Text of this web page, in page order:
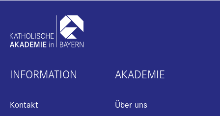
INFORMATION
Kontakt
AKADEMIE
Über uns